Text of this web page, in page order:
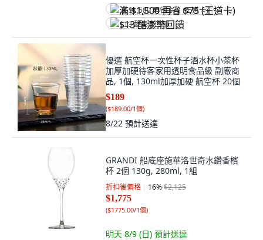
满 $1,500 再省 $75 (王道卡)
$13 酷澎幣回饋
優選 航空杯一次性杯子酒水杯小茶杯
加厚加硬待客家用透明食品級 副廠商
品, 1個, 130ml加厚加硬 航空杯 20個
$189
($189.00/1個)
8/22 預計送達
GRANDI 船底座施華洛世奇水鑽香檳
杯 2個 130g, 280ml, 1組
折扣後價格 16%$2,125
$1,775
($1775.00/1個)
明天 8/9 (日) 預計送達